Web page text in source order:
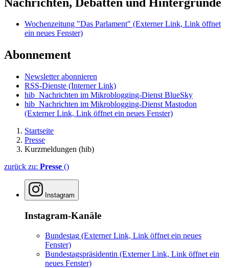
Wochenzeitung "Das Parlament" (Externer Link, Link öffnet
ein neues Fenster)
Abonnement
Newsletter abonnieren
RSS-Dienste (Interner Link)
hib_Nachrichten im Mikroblogging-Dienst BlueSky
hib_Nachrichten im Mikroblogging-Dienst Mastodon
(Externer Link, Link öffnet ein neues Fenster)
Startseite
Presse
Kurzmeldungen (hib)
zurück zu: Presse ()
Instagram
Instagram-Kanäle
Bundestag (Externer Link, Link öffnet ein neues
Fenster)
Bundestagspräsidentin (Externer Link, Link öffnet ein
neues Fenster)